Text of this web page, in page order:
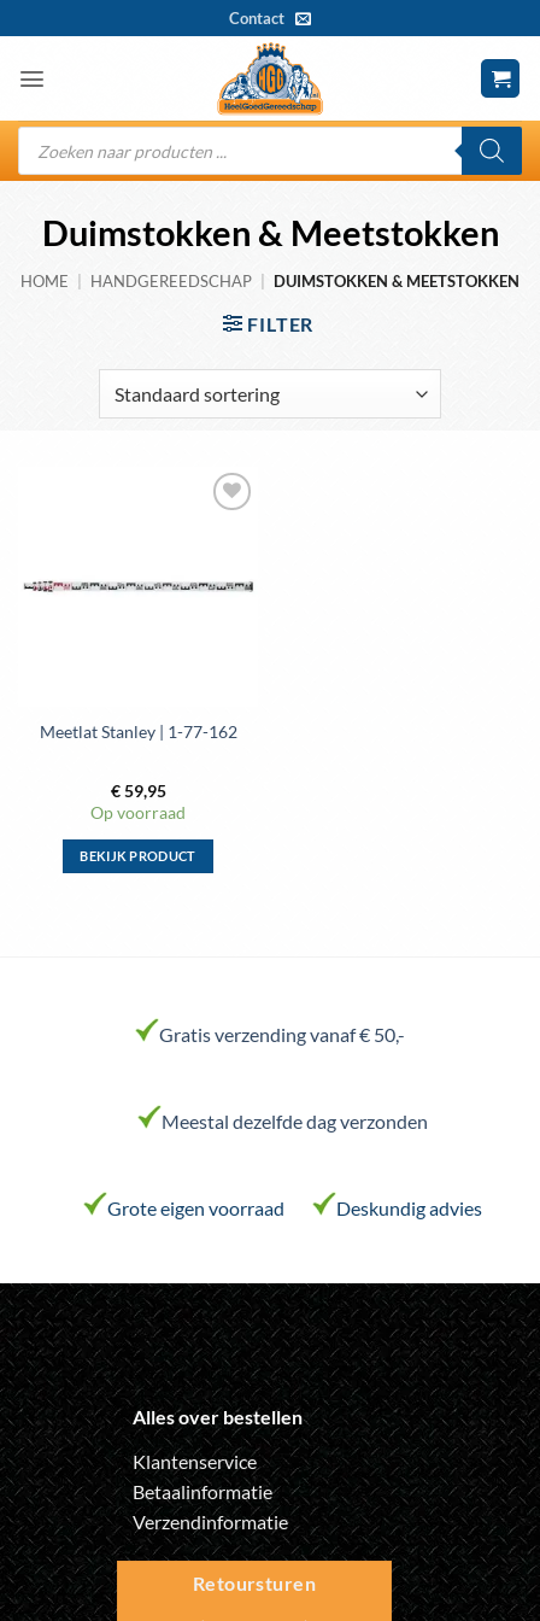
naar
inhoud
Contact
Producten
zoeken
Duimstokken & Meetstokken
HOME HANDGEREEDSCHAP DUIMSTOKKEN & MEETSTOKKEN
FILTER
Meetlat Stanley | 1-77-162
€59,95
Op voorraad
BEKIJK PRODUCT
optie
worden
Gratis verzending vanaf € 50,-
Meestal dezelfde dag verzonden
Grote eigen voorraad Deskundig advies
Alles over bestellen
Klantenservice
Betaalinformatie
Verzendinformatie
Retoursturen